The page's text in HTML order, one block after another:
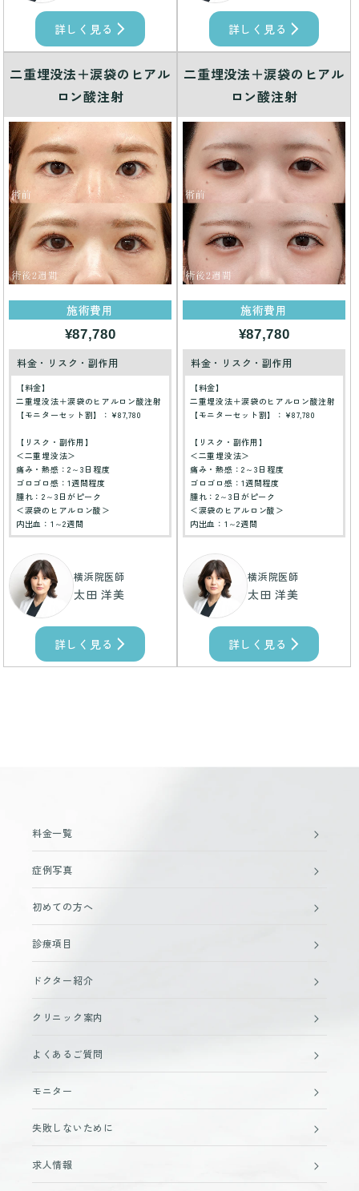
詳しく見る 詳しく見る
二重埋没法＋涙袋のヒアル
ロン酸注射
施術費用
¥87,780
料金・リスク・副作用
【料金】
二重埋没法＋涙袋のヒアルロン酸注射
【モニターセット割】：¥87,780
【リスク・副作用】
＜二重埋没法＞
痛み・熱感：2～3日程度
ゴロゴロ感：1週間程度
腫れ：2～3日がピーク
＜涙袋のヒアルロン酸＞
内出血：1～2週間
横浜院医師
太田 洋美
詳しく見る
二重埋没法＋涙袋のヒアル
ロン酸注射
施術費用
¥87,780
料金・リスク・副作用
【料金】
二重埋没法＋涙袋のヒアルロン酸注射
【モニターセット割】：¥87,780
【リスク・副作用】
＜二重埋没法＞
痛み・熱感：2～3日程度
ゴロゴロ感：1週間程度
腫れ：2～3日がピーク
＜涙袋のヒアルロン酸＞
内出血：1～2週間
横浜院医師
太田 洋美
詳しく見る
料金一覧
症例写真
初めての方へ
診療項目
ドクター紹介
クリニック案内
よくあるご質問
モニター
失敗しないために
求人情報